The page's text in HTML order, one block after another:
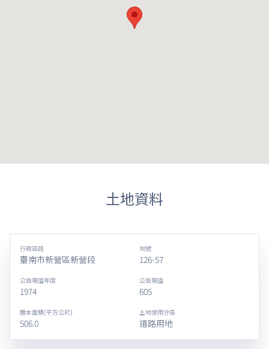
土地資料
行政區段
臺南市新營區新營段
地號
126-57
公告現值年度
1974
公告現值
605
謄本面積(平方公尺)
506.0
土地使用分區
道路用地